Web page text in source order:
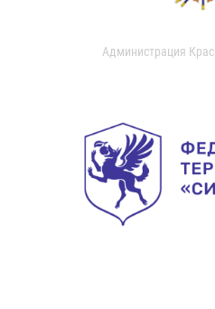
Администрация